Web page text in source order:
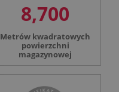
8,700
Metrów kwadratowych
powierzchni
magazynowej